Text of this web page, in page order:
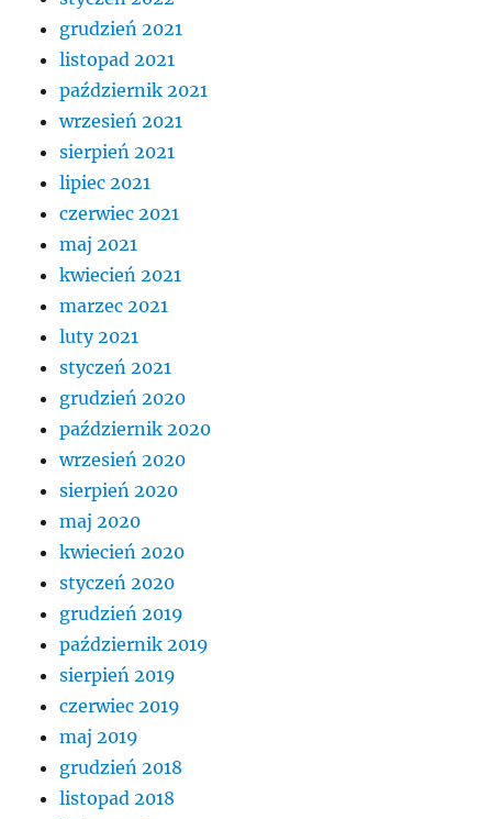
grudzień 2021
listopad 2021
październik 2021
wrzesień 2021
sierpień 2021
lipiec 2021
czerwiec 2021
maj 2021
kwiecień 2021
marzec 2021
luty 2021
styczeń 2021
grudzień 2020
październik 2020
wrzesień 2020
sierpień 2020
maj 2020
kwiecień 2020
styczeń 2020
grudzień 2019
październik 2019
sierpień 2019
czerwiec 2019
maj 2019
grudzień 2018
listopad 2018